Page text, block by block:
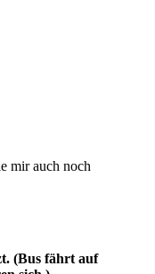
mir auch noch
(Bus fährt auf